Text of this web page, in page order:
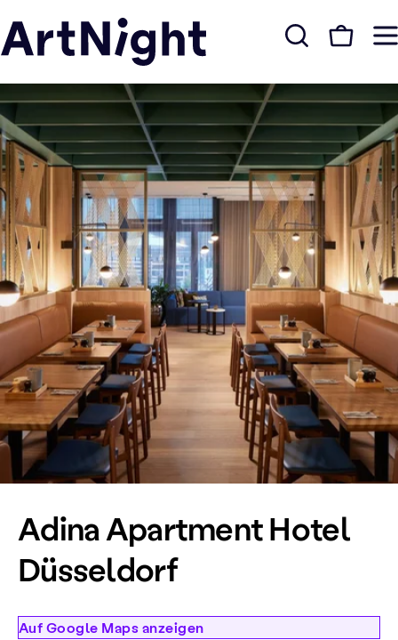
Adina Apartment Hotel
Düsseldorf
Auf Google Maps anzeigen